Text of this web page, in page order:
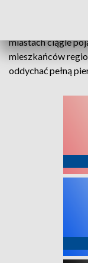
miastach ciągle
mieszkańców
oddychać pełną